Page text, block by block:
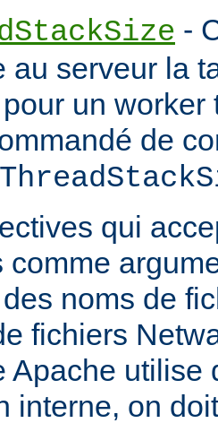
-
au serveur la
un
de
qui
comme
noms de
fichiers
Apache utilise
interne, on